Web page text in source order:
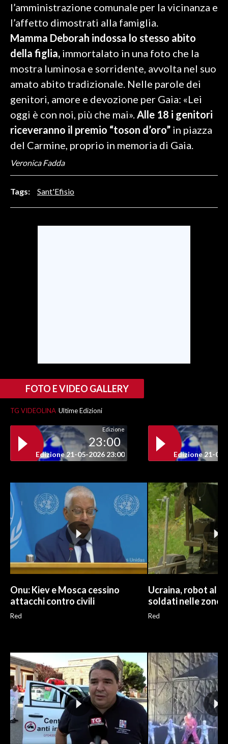
SARDEGNA TURISMO
SARDI NEL MONDO
#CARAUNIONE
3 MINUTI CON
INSULARITÀ
INFO AZIENDE
ABBONATI
ANNUNCI
l’amministrazione comunale per la vicinanza e
l’affetto dimostrati alla famiglia.
Mamma Deborah indossa lo stesso abito
della figlia, immortalato in una foto che la
mostra luminosa e sorridente, avvolta nel suo
amato abito tradizionale. Nelle parole dei
genitori, amore e devozione per Gaia: «Lei
oggi è con noi, più che mai».Alle 18 i genitori
riceveranno il premio “toson d’oro” in piazza
del Carmine, proprio in memoria di Gaia.
Veronica Fadda
Tags: Sant'Efisio
FOTO E VIDEO GALLERY
TG VIDEOLINA Ultime Edizioni
Edizione
23:00
Edizione 21-05-2026 23:00 Edizione 21-05-
Onu: Kiev e Mosca cessino
attacchi contro civili
Red
Ucraina, robot al
soldati nelle zone
Red